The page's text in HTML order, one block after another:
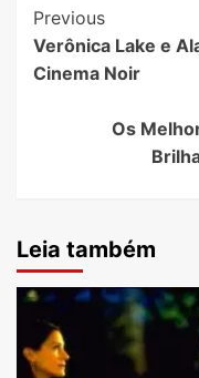
Post
Previous
Verônica Lake e
Cinema Noir
Os
Leia também